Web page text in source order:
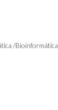
/Bioinformática